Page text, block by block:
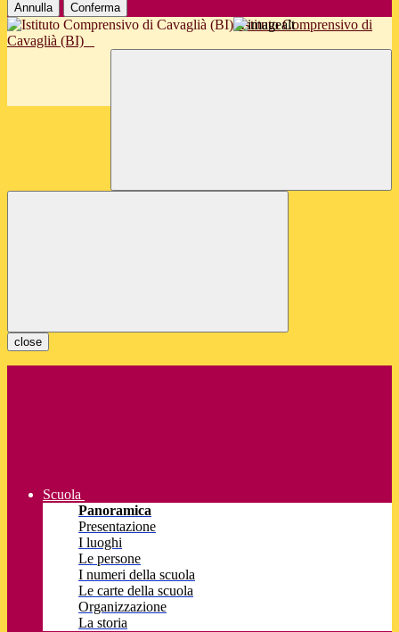
Annulla Conferma
Istituto Comprensivo di
Cavaglià (BI)
close
Scuola
Panoramica
Presentazione
I luoghi
Le persone
I numeri della scuola
Le carte della scuola
Organizzazione
La storia